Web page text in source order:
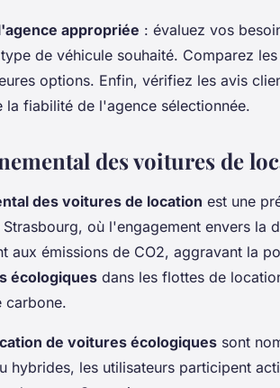
appropriée : évaluez vos
de véhicule souhaité. Comparez
options. Enfin, vérifiez les avis
la fiabilité de l'agence sélectionnée.
des voitures de
des voitures de location est une
où l'engagement envers la
aux émissions de CO2, aggravant la
écologiques dans les flottes de
carbone.
de voitures écologiques sont
hybrides, les utilisateurs participent